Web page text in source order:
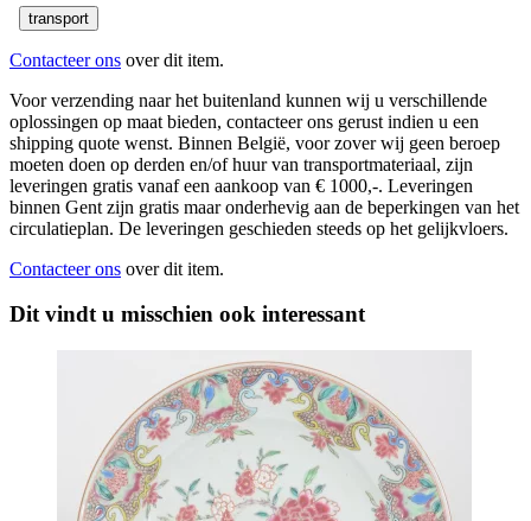
transport
Contacteer ons over dit item.
Voor verzending naar het buitenland kunnen wij u verschillende
oplossingen op maat bieden, contacteer ons gerust indien u een
shipping quote wenst. Binnen België, voor zover wij geen beroep
moeten doen op derden en/of huur van transportmateriaal, zijn
leveringen gratis vanaf een aankoop van € 1000,-. Leveringen
binnen Gent zijn gratis maar onderhevig aan de beperkingen van het
circulatieplan. De leveringen geschieden steeds op het gelijkvloers.
Contacteer ons over dit item.
Dit vindt u misschien ook interessant